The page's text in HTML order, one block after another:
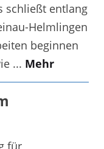
schließt entlang
Helmlingen
beginnen
... Mehr
für